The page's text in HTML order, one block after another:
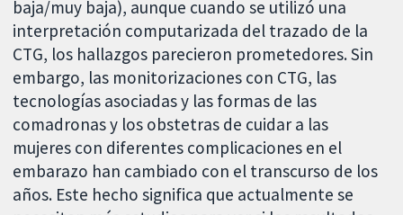
baja/muy baja), aunque cuando se utilizó una
interpretación computarizada del trazado de la
CTG, los hallazgos parecieron prometedores. Sin
embargo, las monitorizaciones con CTG, las
tecnologías asociadas y las formas de las
comadronas y los obstetras de cuidar a las
mujeres con diferentes complicaciones en el
embarazo han cambiado con el transcurso de los
años. Este hecho significa que actualmente se